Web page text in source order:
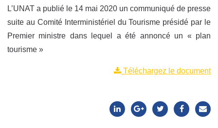
L’UNAT a publié le 14 mai 2020 un communiqué de presse
suite au Comité Interministériel du Tourisme présidé par le
Premier ministre dans lequel a été annoncé un « plan
tourisme »
Téléchargez le document